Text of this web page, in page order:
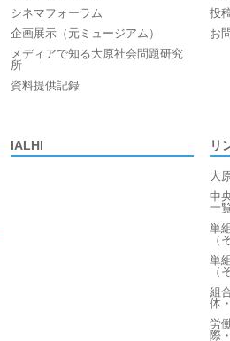
シネマフォーラム
企画展示（元ミュージアム）
メディアで知る大原社会問題研究
所
資料提供記録
投
お
IALHI リ
大
中
一
単
（
単
（
組
体
労
際